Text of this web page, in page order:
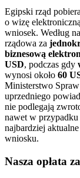
Egipski rząd
o wizę
wniosek. Według
rządowa za
biznesową
USD, podczas gdy
wynosi około 60
Ministerstwo
uprzedniego
nie podlegają
nawet w
najbardziej
wniosku.
Nasza opłata